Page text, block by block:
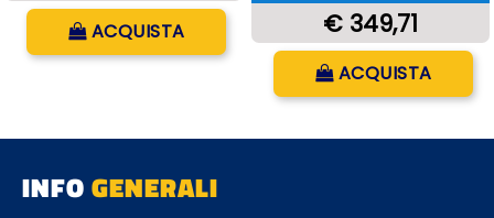
Quantità
ACQUISTA € 349,71
Quantità
ACQUISTA
INFOGENERALI